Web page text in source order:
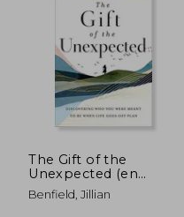
The Gift of the
Unexpected (en
Inglés)
Benfield, Jillian